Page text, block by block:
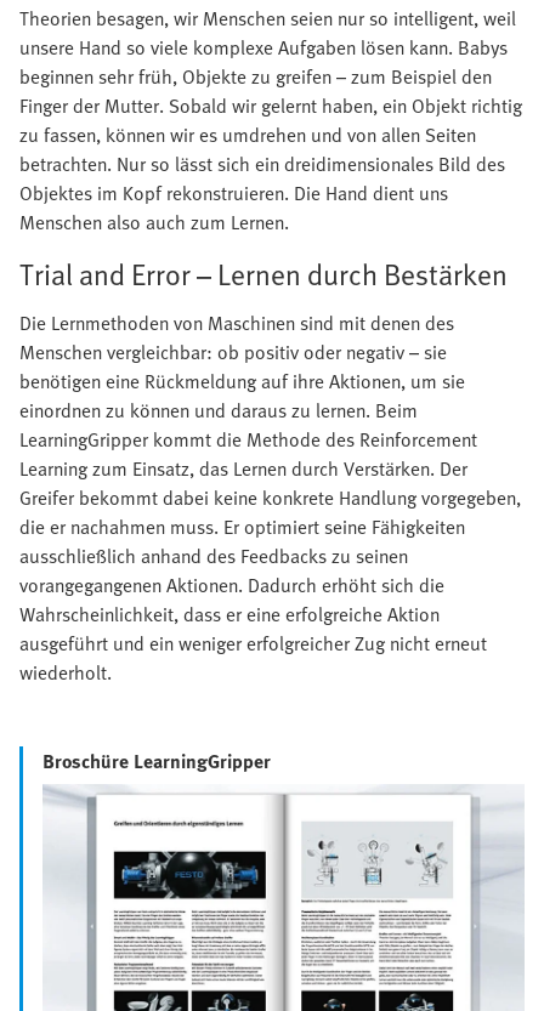
Theorien besagen, wir Menschen seien nur so intelligent, weil
unsere Hand so viele komplexe Aufgaben lösen kann. Babys
beginnen sehr früh, Objekte zu greifen – zum Beispiel den
Finger der Mutter. Sobald wir gelernt haben, ein Objekt richtig
zu fassen, können wir es umdrehen und von allen Seiten
betrachten. Nur so lässt sich ein dreidimensionales Bild des
Objektes im Kopf rekonstruieren. Die Hand dient uns
Menschen also auch zum Lernen.
Trial and Error – Lernen durch Bestärken
Die Lernmethoden von Maschinen sind mit denen des
Menschen vergleichbar: ob positiv oder negativ – sie
benötigen eine Rückmeldung auf ihre Aktionen, um sie
einordnen zu können und daraus zu lernen. Beim
LearningGripper kommt die Methode des Reinforcement
Learning zum Einsatz, das Lernen durch Verstärken. Der
Greifer bekommt dabei keine konkrete Handlung vorgegeben,
die er nachahmen muss. Er optimiert seine Fähigkeiten
ausschließlich anhand des Feedbacks zu seinen
vorangegangenen Aktionen. Dadurch erhöht sich die
Wahrscheinlichkeit, dass er eine erfolgreiche Aktion
ausgeführt und ein weniger erfolgreicher Zug nicht erneut
wiederholt.
Broschüre LearningGripper